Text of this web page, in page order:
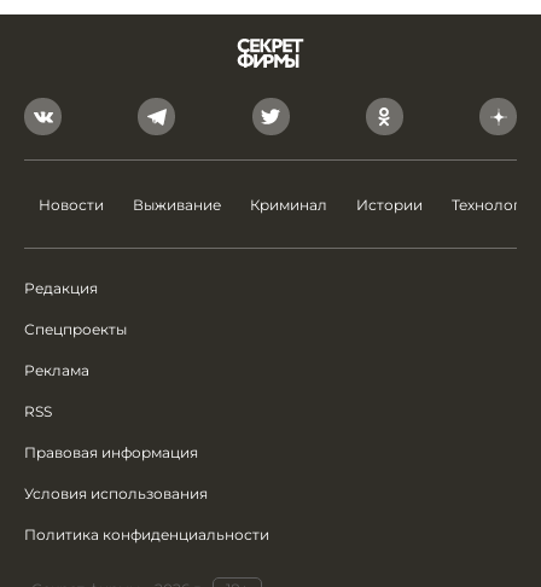
Новости Выживание Криминал Истории Технологии
Редакция
Спецпроекты
Реклама
RSS
Правовая информация
Условия использования
Политика конфиденциальности